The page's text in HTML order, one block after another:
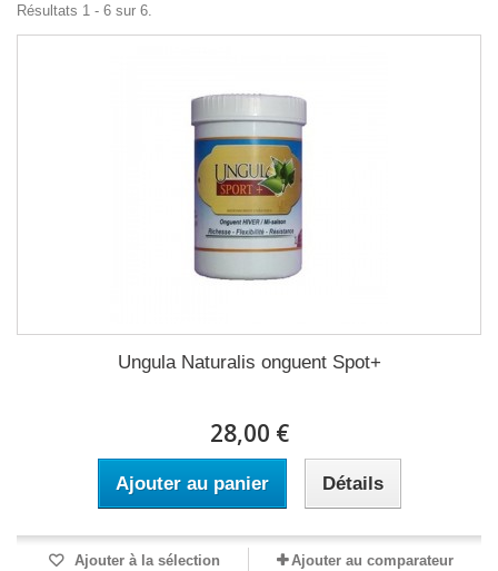
Résultats 1 - 6 sur 6.
Ungula Naturalis onguent Spot+
28,00 €
Ajouter au panier Détails
Ajouter à la sélection Ajouter au comparateur